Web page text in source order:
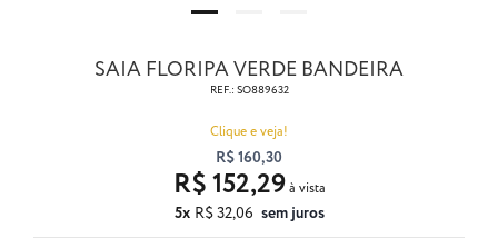
SAIA FLORIPA VERDE BANDEIRA
REF.: SO889632
Clique e veja!
R$ 160,30
5x R$ 32,06 sem juros
R$ 152,29